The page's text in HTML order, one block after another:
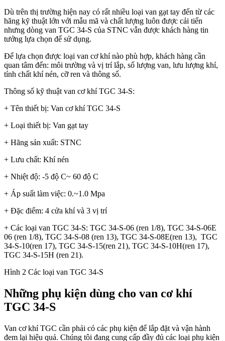
Dù trên thị trường hiện nay có rất nhiều loại van gạt tay đến từ các
hãng kỹ thuật lớn với mẫu mã và chất lượng luôn được cải tiến
nhưng dòng van TGC 34-S của STNC vẫn được khách hàng tin
tưởng lựa chọn để sử dụng.
Để lựa chọn được loại van cơ khí nào phù hợp, khách hàng cần
quan tâm đến: môi trường và vị trí lắp, số lượng van, lưu lượng khí,
tính chất khí nén, cỡ ren và thông số.
Thông số kỹ thuật van cơ khí TGC 34-S:
+ Tên thiết bị: Van cơ khí TGC 34-S
+ Loại thiết bị: Van gạt tay
+ Hãng sản xuất: STNC
+ Lưu chất: Khí nén
+ Nhiệt độ: -5 độ C~ 60 độ C
+ Áp suất làm việc: 0.~1.0 Mpa
+ Đặc điểm: 4 cửa khí và 3 vị trí
+ Các loại van TGC 34-S: TGC 34-S-06 (ren 1/8), TGC 34-S-06E
06 (ren 1/8), TGC 34-S-08 (ren 13), TGC 34-S-08E(ren 13), TGC
34-S-10(ren 17), TGC 34-S-15(ren 21), TGC 34-S-10H(ren 17),
TGC 34-S-15H (ren 21).
Hình 2 Các loại van TGC 34-S
Những phụ kiện dùng cho van cơ khí
TGC 34-S
Van cơ khí TGC cần phải có các phụ kiện để lắp đặt và vận hành
đem lại hiệu quả. Chúng tôi đang cung cấp đầy đủ các loại phụ kiện